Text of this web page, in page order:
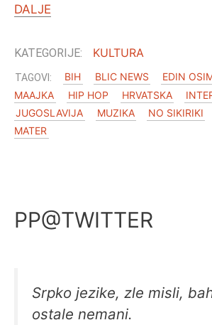
DALJE
KULTURA
BIH BLIC NEWS EDIN
MAAJKA
HIP HOP HRVATSKA
JUGOSLAVIJA
MUZIKA NO SIKIRIKI
MATER
PP@TWITTER
Srpko jezike, zle misli,
ostale nemani.